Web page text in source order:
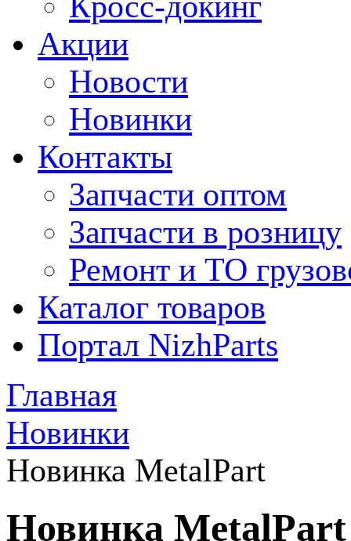
Акции
Новости
Новинки
Контакты
Запчасти оптом
Запчасти в розницу
Ремонт и ТО
Каталог товаров
Портал NizhParts
Главная
Новинки
Новинка MetalPart
Новинка MetalPart